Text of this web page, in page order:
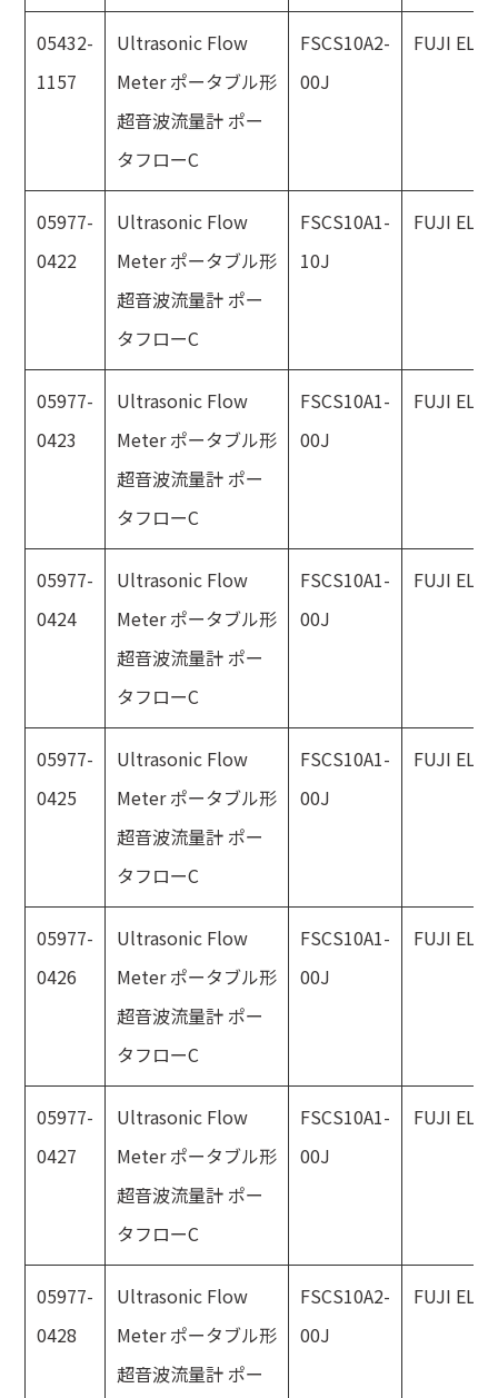
05432-
1157
Ultrasonic Flow
Meter ポータブル形
超音波流量計 ポー
タフローC
FSCS10A2-
00J
FUJI
05977-
0422
Ultrasonic Flow
Meter ポータブル形
超音波流量計 ポー
タフローC
FSCS10A1-
10J
FUJI
05977-
0423
Ultrasonic Flow
Meter ポータブル形
超音波流量計 ポー
タフローC
FSCS10A1-
00J
FUJI
05977-
0424
Ultrasonic Flow
Meter ポータブル形
超音波流量計 ポー
タフローC
FSCS10A1-
00J
FUJI
05977-
0425
Ultrasonic Flow
Meter ポータブル形
超音波流量計 ポー
タフローC
FSCS10A1-
00J
FUJI
05977-
0426
Ultrasonic Flow
Meter ポータブル形
超音波流量計 ポー
タフローC
FSCS10A1-
00J
FUJI
05977-
0427
Ultrasonic Flow
Meter ポータブル形
超音波流量計 ポー
タフローC
FSCS10A1-
00J
FUJI
05977-
0428
Ultrasonic Flow
Meter ポータブル形
超音波流量計 ポー
FSCS10A2-
00J
FUJI